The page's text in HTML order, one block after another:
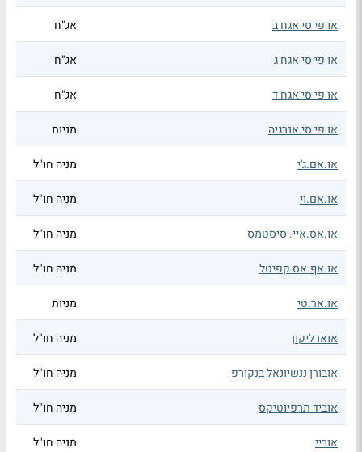
או פי סי אגח ב אג"ח
או פי סי אגח ג אג"ח
או פי סי אגח ד אג"ח
או פי סי אנרגיה מניות
או.אם.ג'י מניה חו"ל
או.אם.וי מניה חו"ל
או.אס.איי. סיסטמס מניה חו"ל
או.אף.אס קפיטל מניה חו"ל
או.אר.טי מניות
אוארליקון מניה חו"ל
אובורן ננשיונאל בנקורפ מניה חו"ל
אוביד תרפיוטיקס מניה חו"ל
אוביי מניה חו"ל